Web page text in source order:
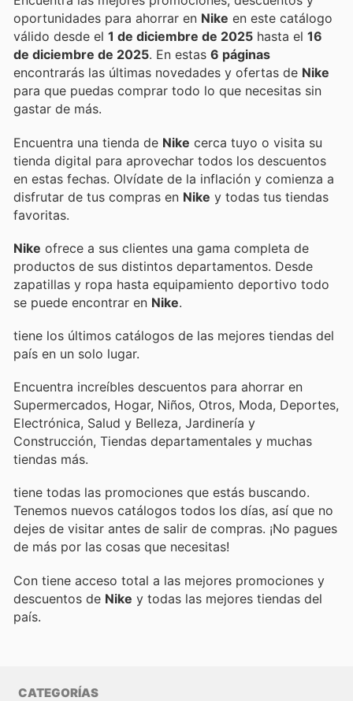
oportunidades para ahorrar en Nike en este catálogo
válido desde el 1 de diciembre de 2025 hasta el 16
de diciembre de 2025 . En estas 6 páginas
encontrarás las últimas novedades y ofertas de Nike
para que puedas comprar todo lo que necesitas sin
gastar de más.
Encuentra una tienda de Nike cerca tuyo o visita su
tienda digital para aprovechar todos los descuentos
en estas fechas. Olvídate de la inflación y comienza a
disfrutar de tus compras en Nike y todas tus tiendas
favoritas.
Nike ofrece a sus clientes una gama completa de
productos de sus distintos departamentos. Desde
zapatillas y ropa hasta equipamiento deportivo todo
se puede encontrar en Nike.
tiene los últimos catálogos de las mejores tiendas del
país en un solo lugar.
Encuentra increíbles descuentos para ahorrar en
Supermercados, Hogar, Niños, Otros, Moda, Deportes,
Electrónica, Salud y Belleza, Jardinería y
Construcción, Tiendas departamentales y muchas
tiendas más.
tiene todas las promociones que estás buscando.
Tenemos nuevos catálogos todos los días, así que no
dejes de visitar antes de salir de compras. ¡No pagues
de más por las cosas que necesitas!
Con tiene acceso total a las mejores promociones y
descuentos de Nike y todas las mejores tiendas del
país.
CATEGORÍAS